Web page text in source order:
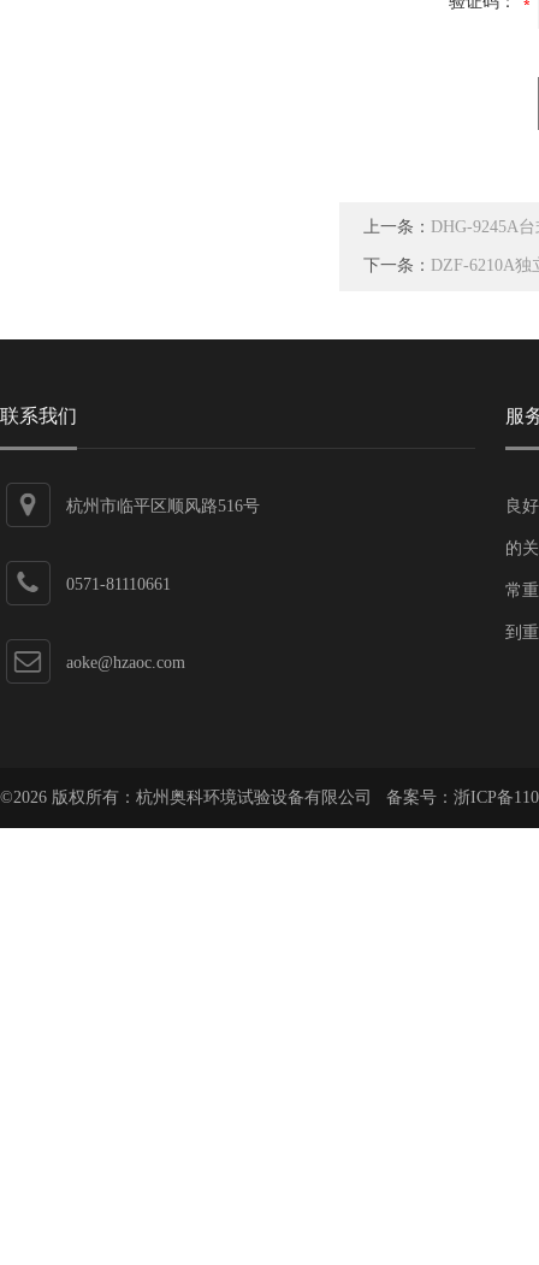
上一条： DHG-9245A
下一条： DZF-6210A
联系我们
杭州市临平区顺风路516号
0571-81110661
aoke@hzaoc.com
服
良
的
常
到
©2026 版权所有：杭州奥科环境试验设备有限公司 备案号： 浙ICP备